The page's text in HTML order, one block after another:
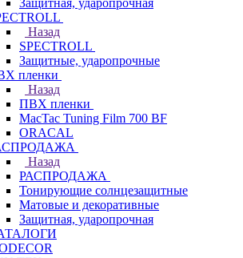
Защитная, ударопрочная
Назад
SPECTROLL
Защитные, ударопрочные
пленки
Назад
ПВХ пленки
MacTac Tuning Film 700 BF
ORACAL
Назад
РАСПРОДАЖА
Тонирующие солнцезащитные
Матовые и декоративные
Защитная, ударопрочная